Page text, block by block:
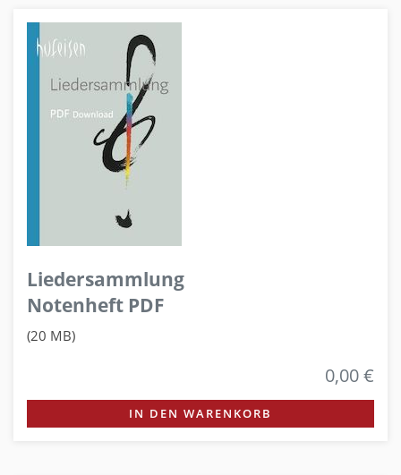
Liedersammlung
Notenheft PDF
(20 MB)
0,00 €
IN DEN WARENKORB